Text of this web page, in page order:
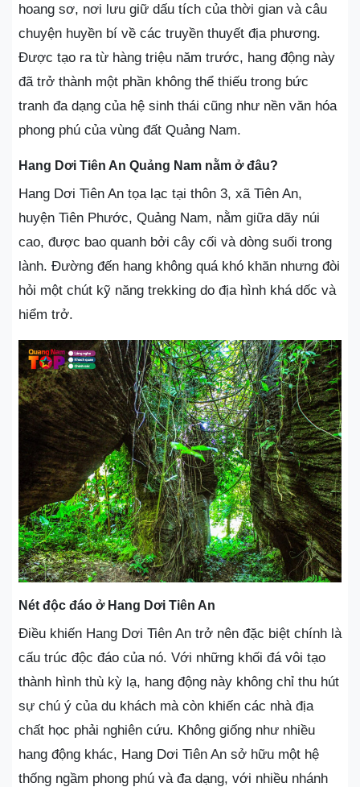
hoang sơ, nơi lưu giữ dấu tích của thời gian và câu
chuyện huyền bí về các truyền thuyết địa phương.
Được tạo ra từ hàng triệu năm trước, hang động này
đã trở thành một phần không thể thiếu trong bức
tranh đa dạng của hệ sinh thái cũng như nền văn hóa
phong phú của vùng đất Quảng Nam.
Hang Dơi Tiên An Quảng Nam nằm ở đâu?
Hang Dơi Tiên An tọa lạc tại thôn 3, xã Tiên An,
huyện Tiên Phước, Quảng Nam, nằm giữa dãy núi
cao, được bao quanh bởi cây cối và dòng suối trong
lành. Đường đến hang không quá khó khăn nhưng đòi
hỏi một chút kỹ năng trekking do địa hình khá dốc và
hiểm trở.
Nét độc đáo ở Hang Dơi Tiên An
Điều khiến Hang Dơi Tiên An trở nên đặc biệt chính là
cấu trúc độc đáo của nó. Với những khối đá vôi tạo
thành hình thù kỳ lạ, hang động này không chỉ thu hút
sự chú ý của du khách mà còn khiến các nhà địa
chất học phải nghiên cứu. Không giống như nhiều
hang động khác, Hang Dơi Tiên An sở hữu một hệ
thống ngầm phong phú và đa dạng, với nhiều nhánh